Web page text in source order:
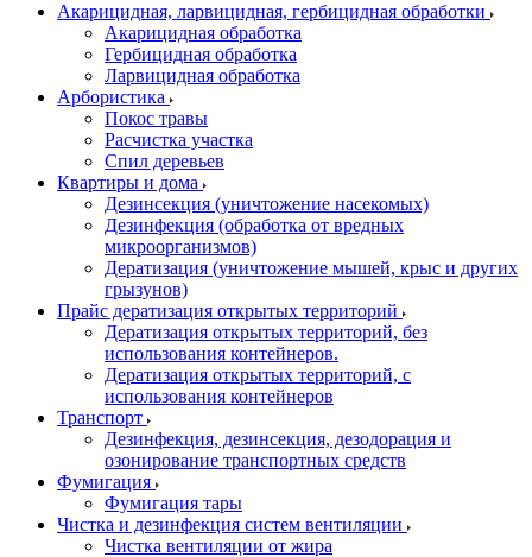
Акарицидная, ларвицидная, гербицидная обработки
Акарицидная обработка
Гербицидная обработка
Ларвицидная обработка
Арбористика
Покос травы
Расчистка участка
Спил деревьев
Квартиры и дома
Дезинсекция (уничтожение насекомых)
Дезинфекция (обработка от вредных
микроорганизмов)
Дератизация (уничтожение мышей, крыс и других
грызунов)
Прайс дератизация открытых территорий
Дератизация открытых территорий, без
использования контейнеров.
Дератизация открытых территорий, с
использования контейнеров
Транспорт
Дезинфекция, дезинсекция, дезодорация и
озонирование транспортных средств
Фумигация
Фумигация тары
Чистка и дезинфекция систем вентиляции
Чистка вентиляции от жира